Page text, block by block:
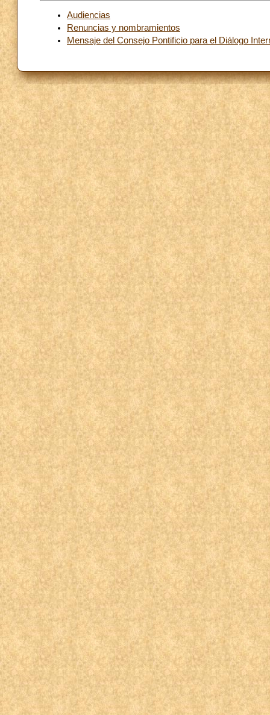
Audiencias
Renuncias y nombramientos
Mensaje del Consejo Pontificio para el Diálogo